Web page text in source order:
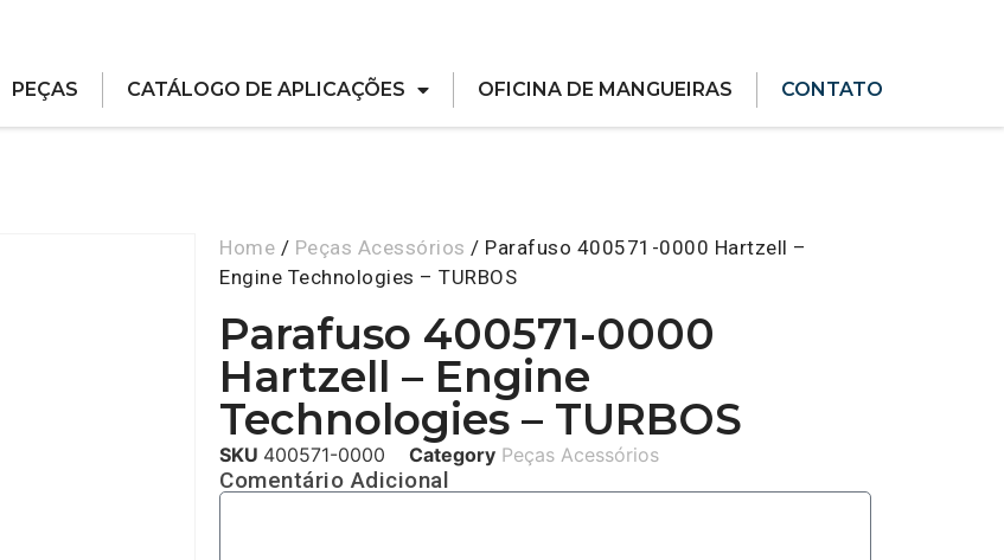
PEÇAS CATÁLOGO DE APLICAÇÕES OFICINA DE MANGUEIRAS CONTATO
Home / Peças Acessórios / Parafuso 400571-0000 Hartzell –
Engine Technologies – TURBOS
Parafuso 400571-0000
Hartzell – Engine
Technologies – TURBOS
SKU 400571-0000 Category Peças Acessórios
Comentário Adicional